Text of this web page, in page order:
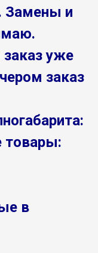
Замены и
заказ уже
заказ
товары:
в